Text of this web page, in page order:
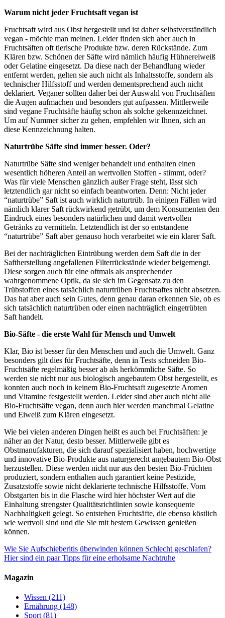
Warum nicht jeder Fruchtsaft vegan ist
Fruchtsaft wird aus Obst hergestellt und ist daher selbstverständlich
vegan - möchte man meinen. Leider finden sich aber auch in
Fruchtsäften oft tierische Produkte bzw. deren Rückstände. Zum
Klären bzw. Schönen der Säfte wird nämlich häufig Hühnereiweiß
oder Gelatine eingesetzt. Da diese nach der Behandlung wieder
entfernt werden, gelten sie auch nicht als Inhaltsstoffe, sondern als
technischer Hilfsstoff und werden dementsprechend auch nicht
deklariert. Veganer sollten daher bei der Auswahl von Fruchtsäften
die Augen aufmachen und besonders gut aufpassen. Mittlerweile
sind vegane Fruchtsäfte häufig schon als solche gekennzeichnet.
Um auf Nummer sicher zu gehen, empfehlen wir Ihnen, sich an
diese Kennzeichnung halten.
Naturtrübe Säfte sind immer besser. Oder?
Naturtrübe Säfte sind weniger behandelt und enthalten einen
wesentlich höheren Anteil an wertvollen Stoffen - stimmt, oder?
Was für viele Menschen gänzlich außer Frage steht, lässt sich
letztendlich gar nicht so einfach beantworten. Denn: Nicht jeder
“naturtrübe” Saft ist auch wirklich naturtrüb. In einigen Fällen wird
nämlich klarer Saft rückwirkend getrübt, um dem Konsumenten den
Eindruck eines besonders natürlichen und damit wertvollen
Getränks zu vermitteln. Letztendlich ist der so entstandene
“naturtrübe” Saft aber genauso hoch verarbeitet wie ein klarer Saft.
Bei der nachträglichen Eintrübung werden dem Saft die in der
Saftherstellung angefallenen Filterrückstände wieder beigemengt.
Diese sorgen auch für eine oftmals als ansprechender
wahrgenommene Optik, da sie sich im Gegensatz zu den
Trübstoffen eines tatsächlich naturtrüben Fruchtsaftes nicht absetzen.
Das hat aber auch sein Gutes, denn genau daran erkennen Sie, ob es
sich tatsächlich naturtrüben oder einen nachträglich eingetrübten
Saft handelt.
Bio-Säfte - die erste Wahl für Mensch und Umwelt
Klar, Bio ist besser für den Menschen und auch die Umwelt. Ganz
besonders gilt dies für Fruchtsäfte, denn in Tests schneiden Bio-
Fruchtsäfte regelmäßig besser ab als herkömmliche Säfte. So
werden sie nicht nur aus biologisch angebautem Obst hergestellt, es
konnten auch noch in keinem Bio-Fruchtsaft zugesetzte Aromen
und Vitamine festgestellt werden. Leider sind aber auch nicht alle
Bio-Fruchtsäfte vegan, denn auch hier werden manchmal Gelatine
und Eiweiß zum Klären eingesetzt.
Wie bei vielen anderen Dingen heißt es auch bei Fruchtsäften: je
näher an der Natur, desto besser. Mittlerweile gibt es
Obstmanufakturen, die sich darauf spezialisiert haben, hochwertige
und innovative Bio-Produkte aus naturgerecht angebautem Bio-Obst
herzustellen. Diese werden nicht nur aus den besten Bio-Früchten
produziert, sondern enthalten auch garantiert keine Pestizide,
Zusatzstoffe sowie nicht deklarierte technische Hilfsstoffe. Vom
Obstgarten bis in die Flasche wird hier höchster Wert auf die
Einhaltung strengster Qualitätsrichtlinien sowie konsequente
Nachhaltigkeit gelegt. So entstehen Fruchtsäfte, die ebenso köstlich
wie wertvoll sind und die Sie mit bestem Gewissen genießen
können.
Wie Sie Aufschieberitis überwinden können Schlecht geschlafen?
Hier sind ein paar Tipps für eine erholsame Nachtruhe
Magazin
Wissen (211)
Ernährung (148)
Sport(81)